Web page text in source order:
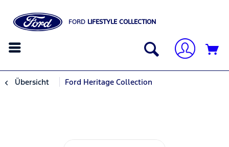
FORD LIFESTYLE COLLECTION
Übersicht Ford Heritage Collection